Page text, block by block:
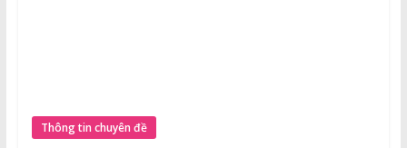
Thông tin chuyên đề